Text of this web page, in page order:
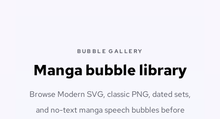
BUBBLE GALLERY
Manga bubble library
Browse Modern SVG, classic PNG, dated sets,
and no-text manga speech bubbles before